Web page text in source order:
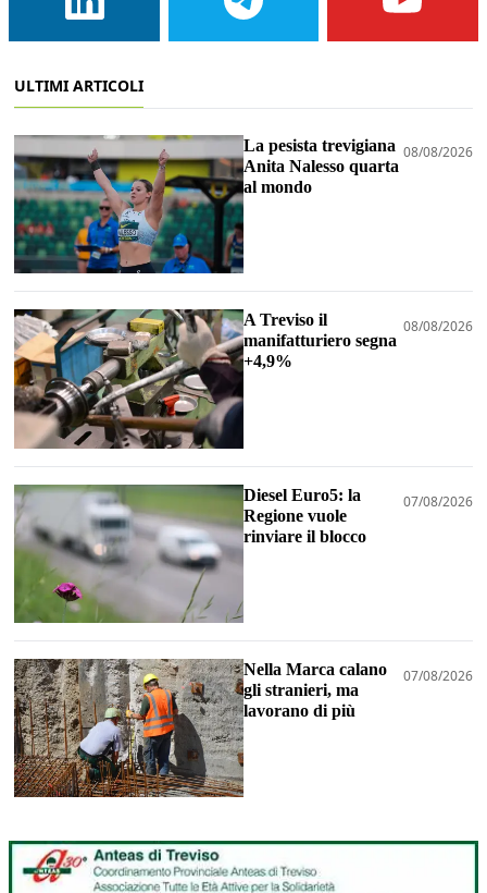
ULTIMI ARTICOLI
La pesista trevigiana
Anita Nalesso quarta
al mondo
08/08/2026
A Treviso il
manifatturiero segna
+4,9%
08/08/2026
Diesel Euro5: la
Regione vuole
rinviare il blocco
07/08/2026
Nella Marca calano
gli stranieri, ma
lavorano di più
07/08/2026